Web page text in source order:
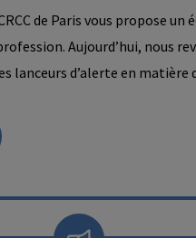
de Paris vous propose un
Aujourd’hui, nous
lanceurs d’alerte en matière